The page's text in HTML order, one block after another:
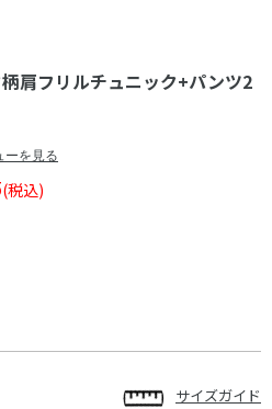
肩フリルチュニック+パンツ2
ーを見る
(税込)
サイズガイド